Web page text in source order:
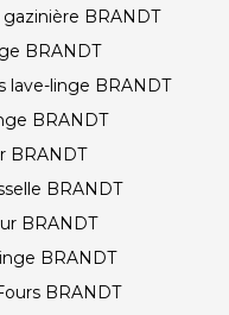
BRANDT
BRANDT
lave-linge BRANDT
BRANDT
BRANDT
BRANDT
BRANDT
BRANDT
BRANDT